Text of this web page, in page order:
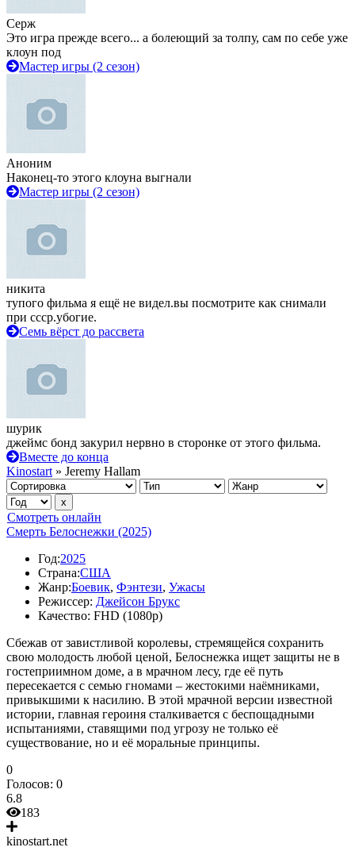
Серж
Это игра прежде всего... а болеющий за толпу, сам по себе уже
клоун под
Мастер игры (2 сезон)
Аноним
Наконец-то этого клоуна выгнали
Мастер игры (2 сезон)
никита
тупого фильма я ещё не видел.вы посмотрите как снимали
при ссср.убогие.
Семь вёрст до рассвета
шурик
джеймс бонд закурил нервно в сторонке от этого фильма.
Вместе до конца
Kinostart » Jeremy Hallam
Смотреть онлайн
Смерть Белоснежки (2025)
Год:2025
Страна:США
Жанр:Боевик, Фэнтези, Ужасы
Режиссер: Джейсон Брукс
Качество: FHD (1080p)
Сбежав от завистливой королевы, стремящейся сохранить
свою молодость любой ценой, Белоснежка ищет защиты не в
гостеприимном доме, а в мрачном лесу, где её путь
пересекается с семью гномами – жестокими наёмниками,
привыкшими к насилию. В этой мрачной версии известной
истории, главная героиня сталкивается с беспощадными
испытаниями, ставящими под угрозу не только её
существование, но и её моральные принципы.
0
Голосов: 0
6.8
183
kinostart.net